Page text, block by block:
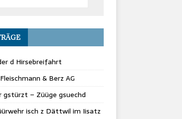
d Hirsebreifahrt
& Berz AG
– Züüge gsuechd
isch z Dättwil im Iisatz